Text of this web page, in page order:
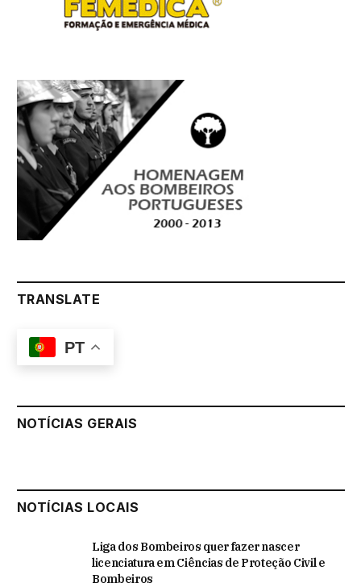
TRANSLATE
PT
NOTÍCIAS GERAIS
NOTÍCIAS LOCAIS
Liga dos Bombeiros quer fazer nascer
licenciatura em Ciências de Proteção Civil e
Bombeiros